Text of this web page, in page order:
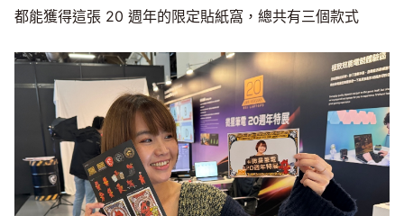
都能獲得這張 20 週年的限定貼紙窩，總共有三個款式